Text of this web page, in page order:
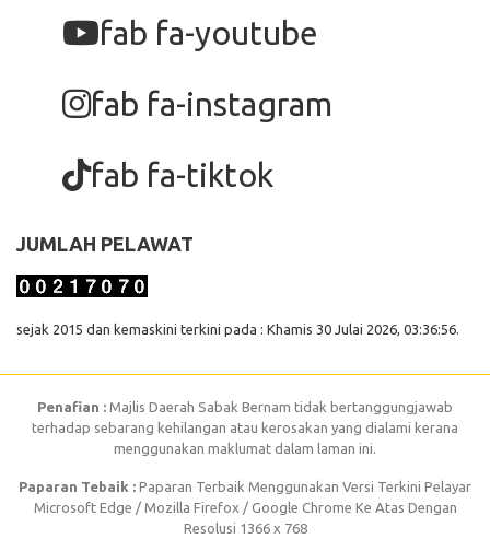
fab fa-youtube
fab fa-instagram
fab fa-tiktok
JUMLAH PELAWAT
sejak 2015 dan kemaskini terkini pada : Khamis 30 Julai 2026, 03:36:56.
Penafian : Majlis Daerah Sabak Bernam tidak bertanggungjawab
terhadap sebarang kehilangan atau kerosakan yang dialami kerana
menggunakan maklumat dalam laman ini.
Paparan Tebaik : Paparan Terbaik Menggunakan Versi Terkini Pelayar
Microsoft Edge / Mozilla Firefox / Google Chrome Ke Atas Dengan
Resolusi 1366 x 768